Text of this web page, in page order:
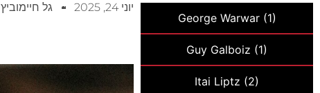
George Warwar(1)
Guy Galboiz (1)
Itai Liptz (2)
יוני 24, 2025 גל חיימוביץ